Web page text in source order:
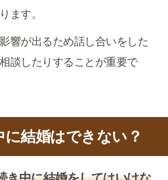
ます。
響が出るため話し合いをした
談したりすることが重要で
結婚はできない？